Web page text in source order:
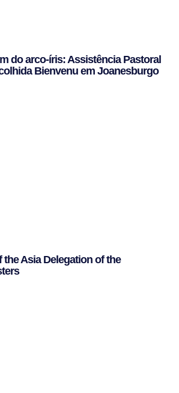
do arco-íris: Assistência Pastoral
Bienvenu em Joanesburgo
Asia Delegation of the